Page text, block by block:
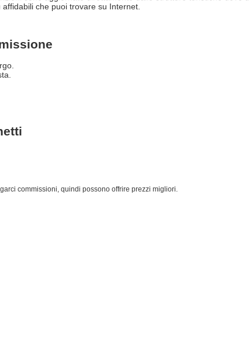
che puoi trovare su Internet.
commissioni, quindi possono offrire prezzi migliori.